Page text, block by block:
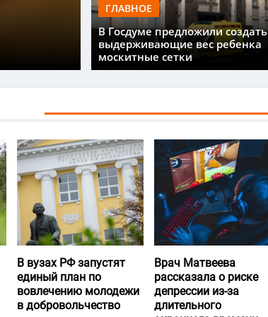
ГЛАВНОЕ
В Госдуме предложили создать
выдерживающие вес ребенка
москитные сетки
В вузах РФ запустят
единый план по
вовлечению молодежи
в добровольчество
Врач Матвеева
рассказала о риске
депрессии из-за
длительного